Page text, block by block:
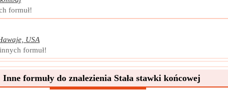
formuł!
USA
formuł!
Inne formuły do znalezienia Stała stawki końcowej